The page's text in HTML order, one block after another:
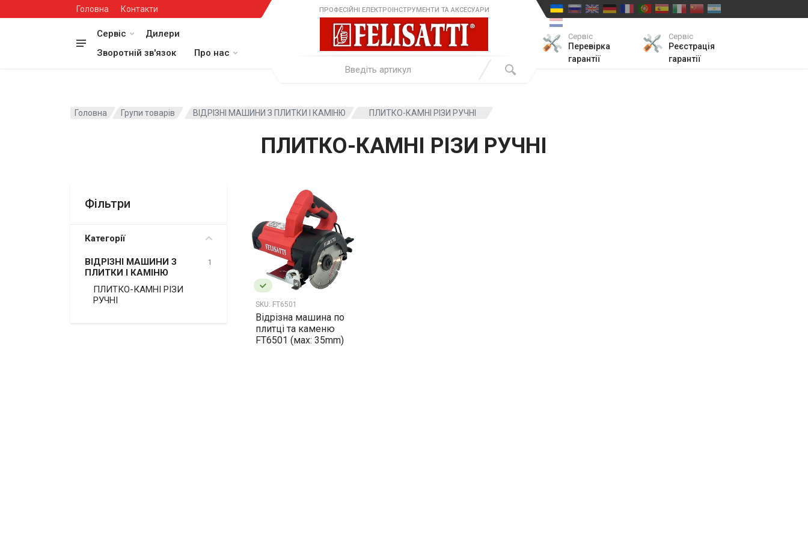
Головна Контакти
Сервіс
Дилери
Зворотній зв'язок
Про нас
ПРОФЕСІЙНІ ЕЛЕКТРОІНСТРУМЕНТИ ТА АКСЕСУАРИ
Сервіс
Перевірка
гарантії
Сервіс
Реєстрація
гарантії
Головна Групи товарів ВІДРІЗНІ МАШИНИ З ПЛИТКИ І КАМІНЮ ПЛИТКО-КАМНІ РІЗИ РУЧНІ
ПЛИТКО-КАМНІ РІЗИ РУЧНІ
Фільтри
Категорії
ВІДРІЗНІ МАШИНИ З
ПЛИТКИ І КАМІНЮ
1
ПЛИТКО-КАМНІ РІЗИ
РУЧНІ
SKU: FT6501
Відрізна машина по
плитці та каменю
FT6501 (мах: 35mm)